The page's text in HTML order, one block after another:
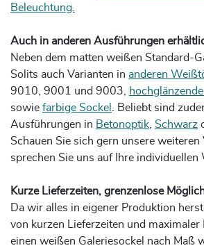
Beleuchtung.
Auch in anderen Ausführungen
Neben dem matten weißen Standard-
Solits auch Varianten in anderen
9010, 9001 und 9003,
sowie farbige Sockel . Beliebt sind
Ausführungen in Betonoptik, Schwarz
Schauen Sie sich gern unsere weiteren
sprechen Sie uns auf Ihre individuellen
Kurze Lieferzeiten, grenzenlose
Da wir alles in eigener Produktion
von kurzen Lieferzeiten und maximaler
einen weißen Galeriesockel nach Maß